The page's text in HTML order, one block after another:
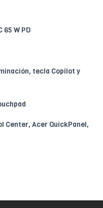
65 W PD
tecla Copilot y
Center, Acer QuickPanel,